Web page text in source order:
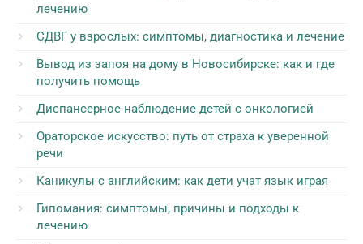
лечению
СДВГ у взрослых: симптомы, диагностика и лечение
Вывод из запоя на дому в Новосибирске: как и где
получить помощь
Диспансерное наблюдение детей с онкологией
Ораторское искусство: путь от страха к уверенной
речи
Каникулы с английским: как дети учат язык играя
Гипомания: симптомы, причины и подходы к
лечению